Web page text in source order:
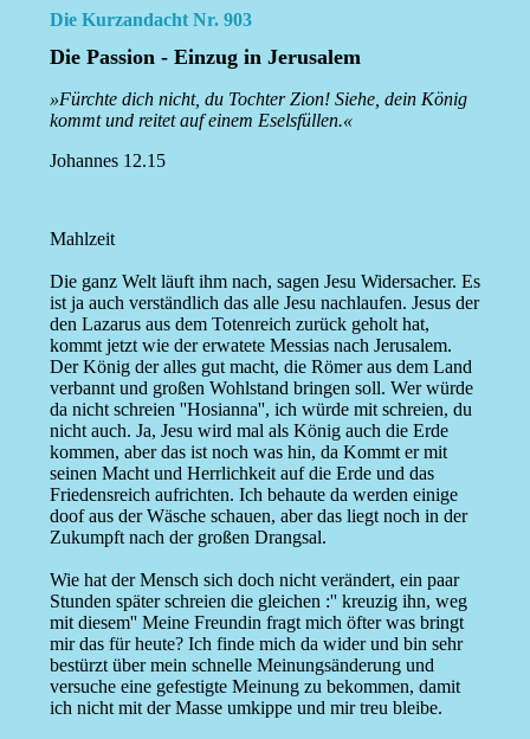
Die Kurzandacht Nr. 903
Die Passion - Einzug in Jerusalem
»Fürchte dich nicht, du Tochter Zion! Siehe, dein König
kommt und reitet auf einem Eselsfüllen.«
Johannes 12.15
Mahlzeit
Die ganz Welt läuft ihm nach, sagen Jesu Widersacher. Es
ist ja auch verständlich das alle Jesu nachlaufen. Jesus der
den Lazarus aus dem Totenreich zurück geholt hat,
kommt jetzt wie der erwatete Messias nach Jerusalem.
Der König der alles gut macht, die Römer aus dem Land
verbannt und großen Wohlstand bringen soll. Wer würde
da nicht schreien ''Hosianna'', ich würde mit schreien, du
nicht auch. Ja, Jesu wird mal als König auch die Erde
kommen, aber das ist noch was hin, da Kommt er mit
seinen Macht und Herrlichkeit auf die Erde und das
Friedensreich aufrichten. Ich behaute da werden einige
doof aus der Wäsche schauen, aber das liegt noch in der
Zukumpft nach der großen Drangsal.
Wie hat der Mensch sich doch nicht verändert, ein paar
Stunden später schreien die gleichen :'' kreuzig ihn, weg
mit diesem'' Meine Freundin fragt mich öfter was bringt
mir das für heute? Ich finde mich da wider und bin sehr
bestürzt über mein schnelle Meinungsänderung und
versuche eine gefestigte Meinung zu bekommen, damit
ich nicht mit der Masse umkippe und mir treu bleibe.